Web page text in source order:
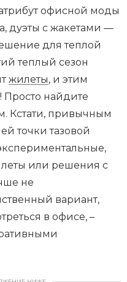
офисной моды
дуэты с жакетами —
для теплой
теплый сезон
жилеты, и этим
Просто найдите
Кстати, привычным
точки тазовой
или решения с
не
вариант,
в офисе, –